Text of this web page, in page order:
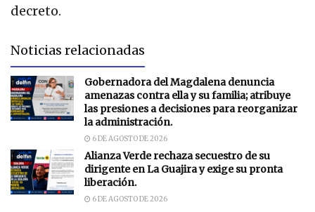
decreto.
Noticias relacionadas
Gobernadora del Magdalena denuncia
amenazas contra ella y su familia; atribuye
las presiones a decisiones para reorganizar
la administración.
6 DE AGOSTO DE 2026
Alianza Verde rechaza secuestro de su
dirigente en La Guajira y exige su pronta
liberación.
6 DE AGOSTO DE 2026